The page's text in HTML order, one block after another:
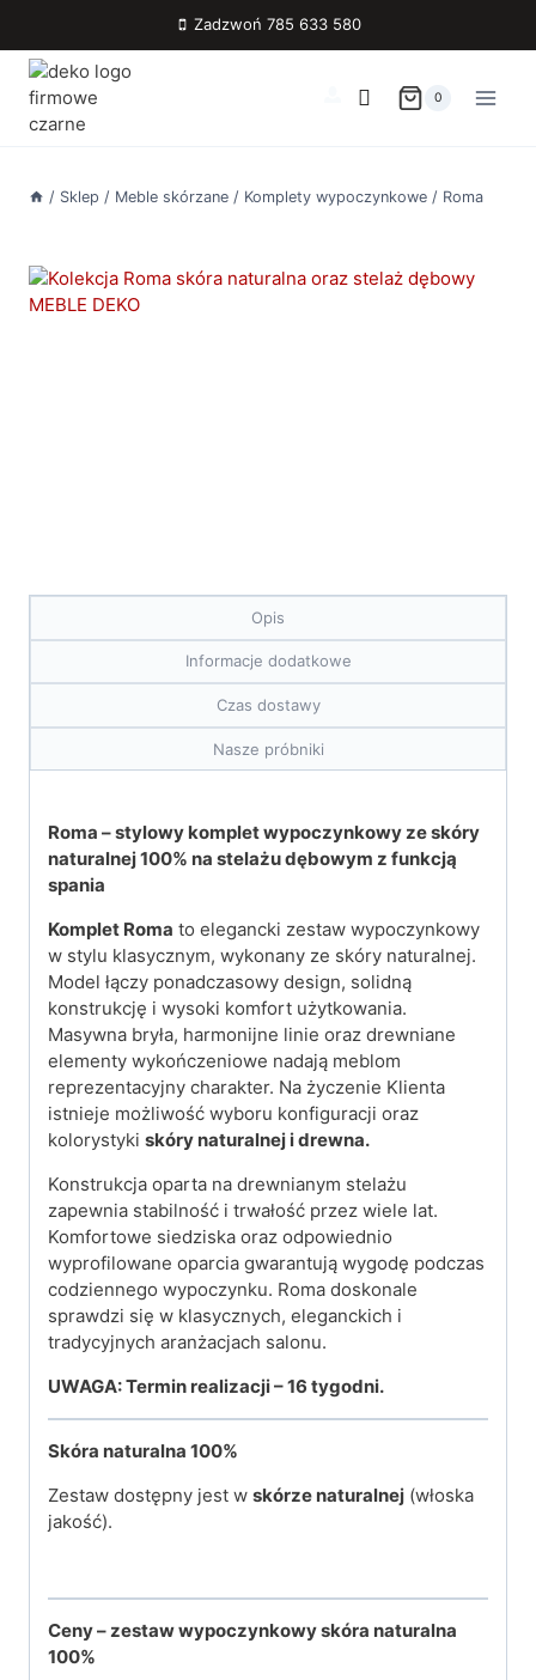
treści
Zadzwoń 785 633 580
0
/ Sklep / Meble skórzane / Komplety wypoczynkowe / Roma
Opis
Informacje dodatkowe
Czas dostawy
Nasze próbniki
Roma –stylowy komplet wypoczynkowy ze skóry
naturalnej 100% na stelażu dębowym z funkcją
spania
Komplet Roma to elegancki zestaw wypoczynkowy
w stylu klasycznym, wykonany ze skóry naturalnej.
Model łączy ponadczasowy design, solidną
konstrukcję i wysoki komfort użytkowania.
Masywna bryła, harmonijne linie oraz drewniane
elementy wykończeniowe nadają meblom
reprezentacyjny charakter. Na życzenie Klienta
istnieje możliwość wyboru konfiguracji oraz
kolorystyki skóry naturalnej i drewna.
Konstrukcja oparta na drewnianym stelażu
zapewnia stabilność i trwałość przez wiele lat.
Komfortowe siedziska oraz odpowiednio
wyprofilowane oparcia gwarantują wygodę podczas
codziennego wypoczynku. Roma doskonale
sprawdzi się w klasycznych, eleganckich i
tradycyjnych aranżacjach salonu.
UWAGA: Termin realizacji – 16 tygodni.
Skóra naturalna 100%
Zestaw dostępny jest w skórze naturalnej (włoska
jakość).
Ceny – zestaw wypoczynkowy skóra naturalna
100%